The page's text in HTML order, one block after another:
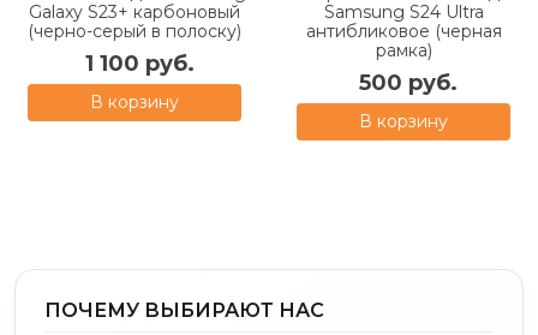
Galaxy S23+ карбоновый
(черно-серый в полоску)
1 100 руб.
В корзину
Samsung S24 Ultra
антибликовое (черная
рамка)
500 руб.
В корзину
ПОЧЕМУ ВЫБИРАЮТ НАС